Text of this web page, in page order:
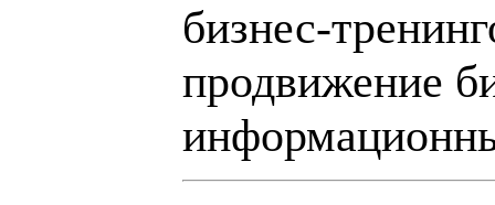
бизнес-
продвижение